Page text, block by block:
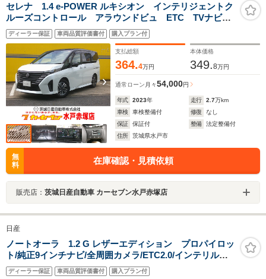
セレナ 1.4 e-POWER ルキシオン インテリジェントク
ルーズコントロール アラウンドビュ ETC TVナビ
Bluetoothオーディオ パーキングアシスト レーンキー
プアシスト 両側パワースライドD リアエアコン シー
トヒータ USB
ディーラー保証 車両品質評価書付 購入プラン付
支払総額
364.4万円
本体価格
349.8万円
通常ローン 月々54,000円
年式 2023年 走行 2.7万km
車検
車検整備付 修復
なし
保証
保証付 整備
法定整備付
住所
茨城県水戸市
無
料
在庫確認・見積依頼
販売店： 茨城日産自動車 カーセブン水戸赤塚店
日産
ノートオーラ 1.2 G レザーエディション プロパイロッ
ト/純正9インチナビ/全周囲カメラ/ETC2.0/インテリルー
ムミラー/前後ドラレコ/電制パーキングブレーキ/オートホ
ディーラー保証 車両品質評価書付 購入プラン付